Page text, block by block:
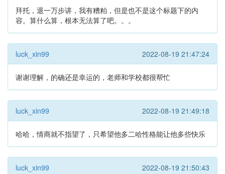
拜托，退一万步讲，我有糟粕，但是也不是这个标题下的内
容。算什么算，根本无法算了吧。。。
luck_xin99 2022-08-19 21:47:24
谢谢理解，的确还是幸运的，老师和学校都很帮忙
luck_xin99 2022-08-19 21:49:18
哈哈，情商就不指望了，只希望他多二哈性格能让他多些快乐
luck_xin99 2022-08-19 21:50:43